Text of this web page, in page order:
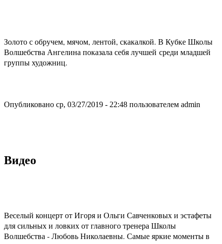
Золото с обручем, мячом, лентой, скакалкой. В Кубке Школы
Волшебства Ангелина показала себя лучшей среди младшей
группы художниц.
Опубликовано ср, 03/27/2019 - 22:48 пользователем admin
Видео
Веселый концерт от Игоря и Ольги Савченковых и эстафеты
для сильных и ловких от главного тренера Школы
Волшебства - Любовь Николаевны. Самые яркие моменты в